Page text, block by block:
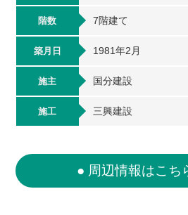
階数 7階建て
築月日 1981年2月
施主 国分建設
施工 三興建設
● 周辺情報はこち